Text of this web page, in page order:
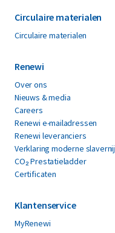
Circulaire materialen
Circulaire materialen
Renewi
Over ons
Nieuws & media
Careers
Renewi e-mailadressen
Renewi leveranciers
Verklaring moderne slavernij
CO₂ Prestatieladder
Certificaten
Klantenservice
MyRenewi